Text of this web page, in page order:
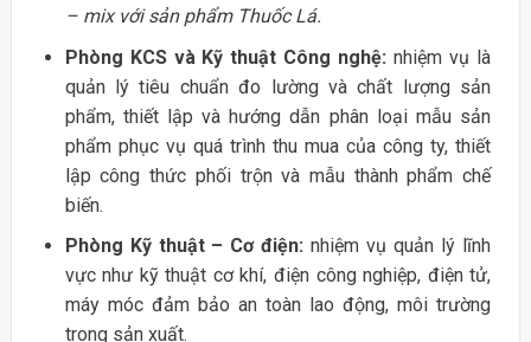
– mix với sản phẩm Thuốc Lá.
Phòng KCS và Kỹ thuật Công nghệ: nhiệm vụ là
quản lý tiêu chuẩn đo lường và chất lượng sản
phẩm, thiết lập và hướng dẫn phân loại mẫu sản
phẩm phục vụ quá trình thu mua của công ty, thiết
lập công thức phối trộn và mẫu thành phẩm chế
biến.
Phòng Kỹ thuật – Cơ điện: nhiệm vụ quản lý lĩnh
vực như kỹ thuật cơ khí, điện công nghiệp, điện tử,
máy móc đảm bảo an toàn lao động, môi trường
trong sản xuất.